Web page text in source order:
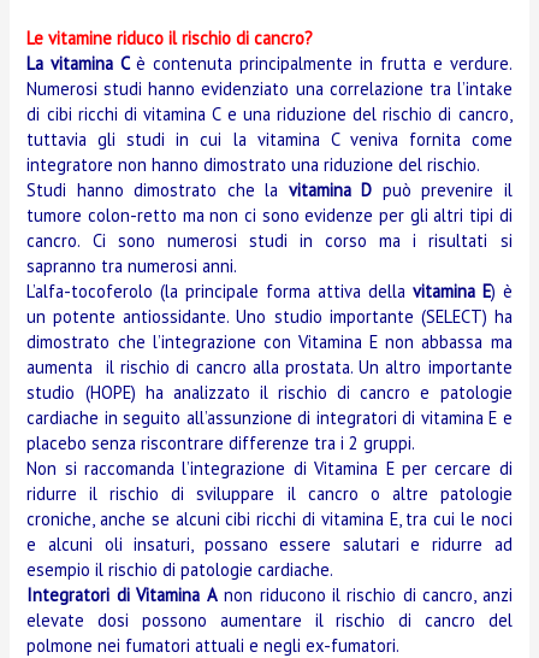
Le vitamine riduco il rischio di cancro?
La vitamina Cè contenuta principalmente in frutta e verdure.
Numerosi studi hanno evidenziato una correlazione tra l’intake
di cibi ricchi di vitamina C e una riduzione del rischio di cancro,
tuttavia gli studi in cui la vitamina C veniva fornita come
integratore non hanno dimostrato una riduzione del rischio.
Studi hanno dimostrato che la vitamina D può prevenire il
tumore colon-retto ma non ci sono evidenze per gli altri tipi di
cancro. Ci sono numerosi studi in corso ma i risultati si
sapranno tra numerosi anni.
L’alfa-tocoferolo (la principale forma attiva della vitamina E) è
un potente antiossidante. Uno studio importante (SELECT) ha
dimostrato che l’integrazione con Vitamina E non abbassa ma
aumenta il rischio di cancro alla prostata. Un altro importante
studio (HOPE) ha analizzato il rischio di cancro e patologie
cardiache in seguito all’assunzione di integratori di vitamina E e
placebo senza riscontrare differenze tra i 2 gruppi.
Non si raccomanda l’integrazione di Vitamina E per cercare di
ridurre il rischio di sviluppare il cancro o altre patologie
croniche, anche se alcuni cibi ricchi di vitamina E, tra cui le noci
e alcuni oli insaturi, possano essere salutari e ridurre ad
esempio il rischio di patologie cardiache.
Integratori di Vitamina Anon riducono il rischio di cancro, anzi
elevate dosi possono aumentare il rischio di cancro del
polmone nei fumatori attuali e negli ex-fumatori.